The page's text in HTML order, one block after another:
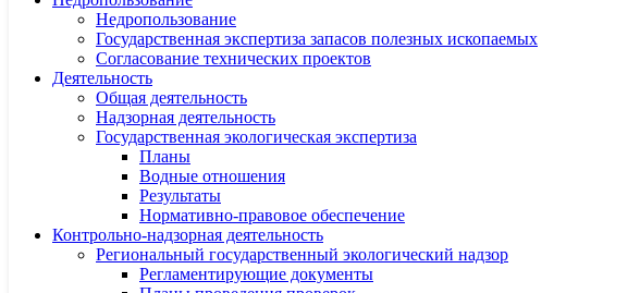
Недропользование
Государственная экспертиза запасов полезных ископаемых
Согласование технических проектов
Деятельность
Общая деятельность
Надзорная деятельность
Государственная экологическая экспертиза
Планы
Водные отношения
Результаты
Нормативно-правовое обеспечение
Контрольно-надзорная деятельность
Региональный государственный экологический надзор
Регламентирующие документы